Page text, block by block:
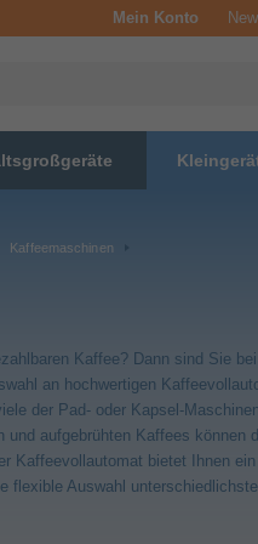
Mein Konto
Kaffeemaschinen
Kaffee? Dann sind Sie
an hochwertigen
der Pad- oder Kapsel-
aufgebrühten Kaffees können
Kaffeevollautomat bietet Ihnen
flexible Auswahl